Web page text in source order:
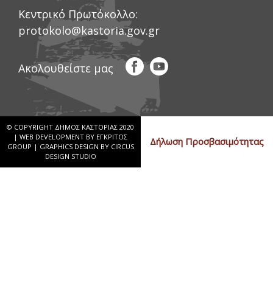
Κεντρικό Πρωτόκολλο:
protokolo@kastoria.gov.gr
Ακολουθείστε μας
© COPYRIGHT ΔΗΜΟΣ ΚΑΣΤΟΡΙΑΣ 2020
| WEB DEVELOPMENT BY ΕΓΚΡΙΤΟΣ
GROUP | GRAPHICS DESIGN BY CIRCUS
DESIGN STUDIO
Δήλωση Προσβασιμότητας